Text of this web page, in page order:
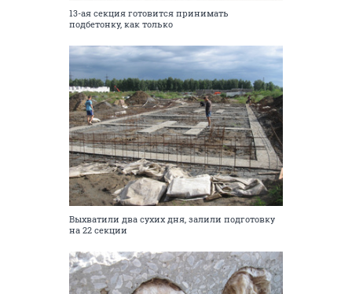
13-ая секция готовится принимать
подбетонку, как только
Выхватили два сухих дня, залили подготовку
на 22 секции